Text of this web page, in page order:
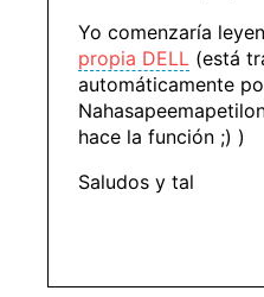
Yo comenzaría
propia DELL (está
automáticamente
hace la función ;) )
Saludos y tal